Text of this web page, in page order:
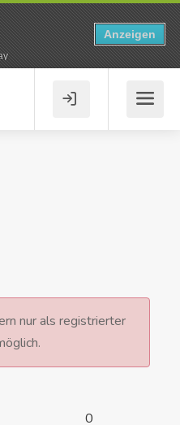
nur als registrierter
0
Anzeigen